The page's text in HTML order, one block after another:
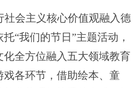
社会主义核心价值观融入德
托“我们的节日”主题活动，
全方位融入五大领域教育
戏各环节， 借助绘本、童